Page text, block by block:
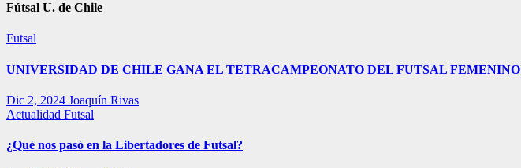
Fútsal U. de Chile
Futsal
UNIVERSIDAD DE CHILE GANA EL TETRACAMPEONATO DEL FUTSAL FEMENINO
Dic 2, 2024 Joaquín Rivas
Actualidad Futsal
¿Qué nos pasó en la Libertadores de Futsal?